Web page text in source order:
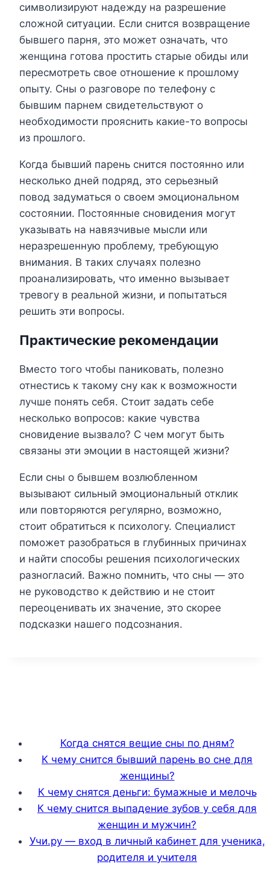
символизируют надежду на разрешение
сложной ситуации. Если снится возвращение
бывшего парня, это может означать, что
женщина готова простить старые обиды или
пересмотреть свое отношение к прошлому
опыту. Сны о разговоре по телефону с
бывшим парнем свидетельствуют о
необходимости прояснить какие-то вопросы
из прошлого.
Когда бывший парень снится постоянно или
несколько дней подряд, это серьезный
повод задуматься о своем эмоциональном
состоянии. Постоянные сновидения могут
указывать на навязчивые мысли или
неразрешенную проблему, требующую
внимания. В таких случаях полезно
проанализировать, что именно вызывает
тревогу в реальной жизни, и попытаться
решить эти вопросы.
Практические рекомендации
Вместо того чтобы паниковать, полезно
отнестись к такому сну как к возможности
лучше понять себя. Стоит задать себе
несколько вопросов: какие чувства
сновидение вызвало? С чем могут быть
связаны эти эмоции в настоящей жизни?
Если сны о бывшем возлюбленном
вызывают сильный эмоциональный отклик
или повторяются регулярно, возможно,
стоит обратиться к психологу. Специалист
поможет разобраться в глубинных причинах
и найти способы решения психологических
разногласий. Важно помнить, что сны — это
не руководство к действию и не стоит
переоценивать их значение, это скорее
подсказки нашего подсознания.
Когда снятся вещие сны по дням?
К чему снится бывший парень во сне для
женщины?
К чему снятся деньги: бумажные и мелочь
К чему снится выпадение зубов у себя для
женщин и мужчин?
Учи.ру — вход в личный кабинет для ученика,
родителя и учителя